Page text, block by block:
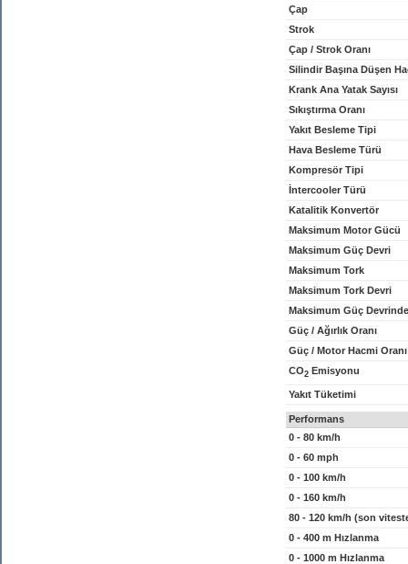
Çap
Strok
Çap / Strok Oranı
Silindir Başına Düşen
Krank Ana Yatak Sayısı
Sıkıştırma Oranı
Yakıt Besleme Tipi
Hava Besleme Türü
Kompresör Tipi
İntercooler Türü
Katalitik Konvertör
Maksimum Motor Gücü
Maksimum Güç Devri
Maksimum Tork
Maksimum Tork Devri
Maksimum Güç
Güç / Ağırlık Oranı
Güç / Motor Hacmi Oranı
CO2 Emisyonu
Yakıt Tüketimi
Performans
0 - 80 km/h
0 - 60 mph
0 - 100 km/h
0 - 160 km/h
80 - 120 km/h (son
0 - 400 m Hızlanma
0 - 1000 m Hızlanma